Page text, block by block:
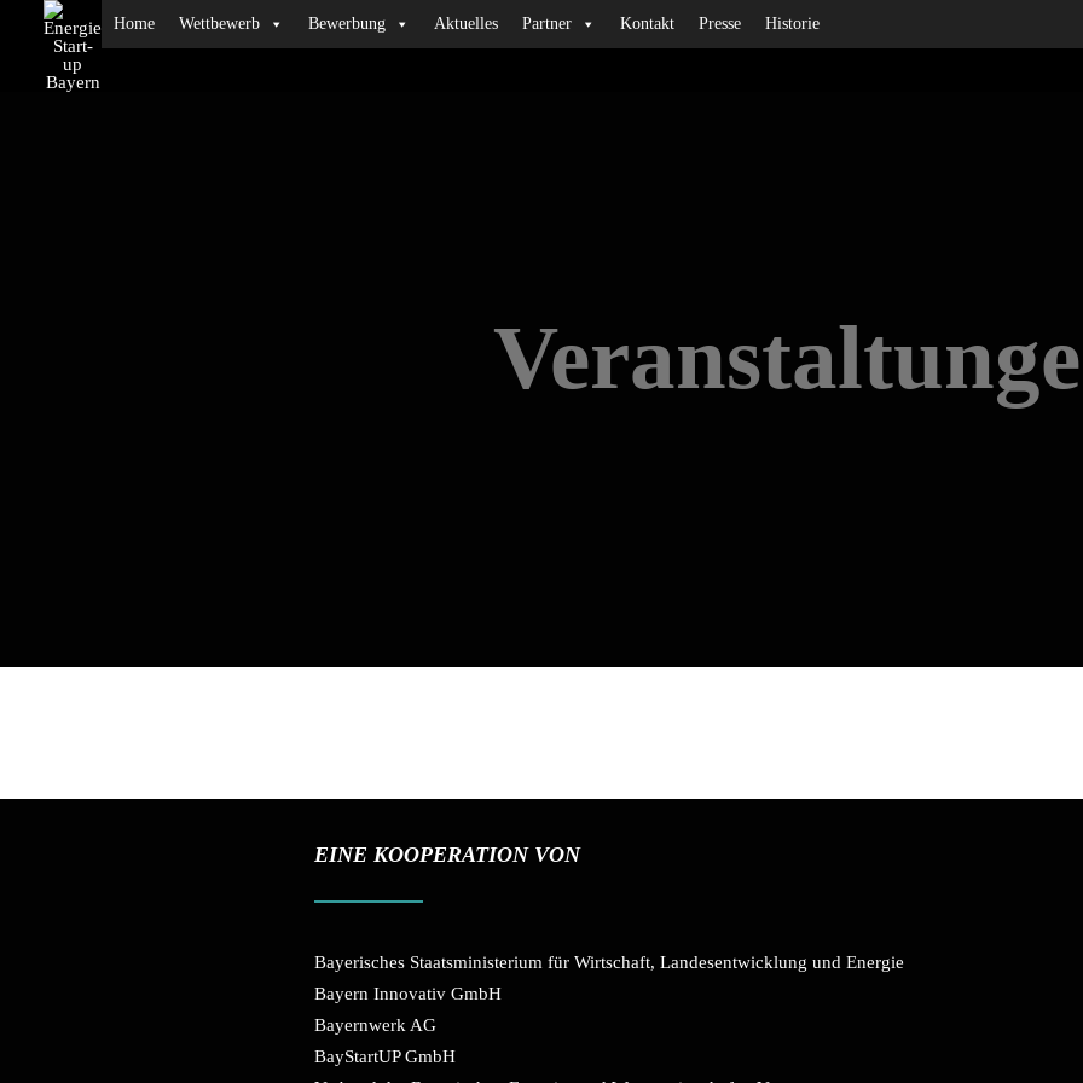
Home Wettbewerb Bewerbung Aktuelles Partner Kontakt Presse Historie
EINE KOOPERATION VON
Bayerisches Staatsministerium für Wirtschaft, Landesentwicklung und Energie
Bayern Innovativ GmbH
Bayernwerk AG
BayStartUP GmbH